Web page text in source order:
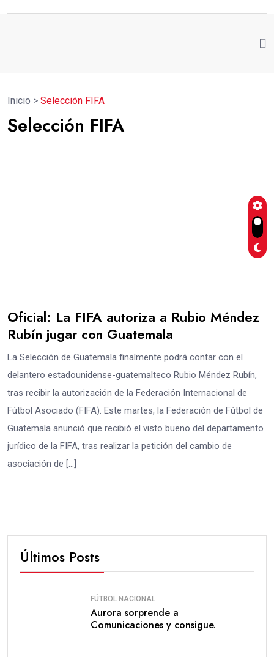
Inicio > Selección FIFA
Selección FIFA
Oficial: La FIFA autoriza a Rubio Méndez
Rubín jugar con Guatemala
La Selección de Guatemala finalmente podrá contar con el
delantero estadounidense-guatemalteco Rubio Méndez Rubín,
tras recibir la autorización de la Federación Internacional de
Fútbol Asociado (FIFA). Este martes, la Federación de Fútbol de
Guatemala anunció que recibió el visto bueno del departamento
jurídico de la FIFA, tras realizar la petición del cambio de
asociación de […]
Últimos Posts
FÚTBOL NACIONAL
Aurora sorprende a
Comunicaciones y consigue.